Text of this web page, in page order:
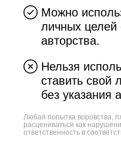
Можно
личных целей
авторства.
Нельзя
ставить свой
без указания
Любая попытка воровства,
расцениваться как
ответственность в